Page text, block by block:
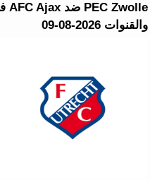
والقنوات 2026-08-09